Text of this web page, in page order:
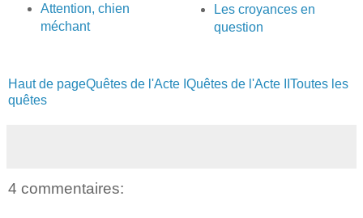
Attention, chien
méchant
Les croyances en
question
Haut de pageQuêtes de l'Acte I Quêtes de l'Acte II Toutes les
quêtes
4 commentaires: